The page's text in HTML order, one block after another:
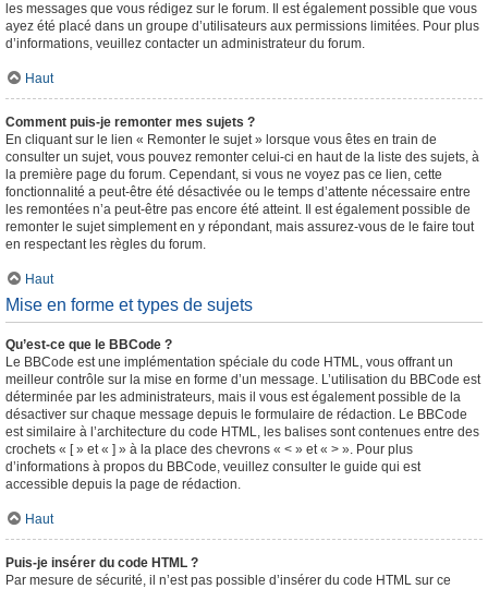
les messages que vous rédigez sur le forum. Il est également possible que vous
ayez été placé dans un groupe d’utilisateurs aux permissions limitées. Pour plus
d’informations, veuillez contacter un administrateur du forum.
Haut
Comment puis-je remonter mes sujets ?
En cliquant sur le lien « Remonter le sujet » lorsque vous êtes en train de
consulter un sujet, vous pouvez remonter celui-ci en haut de la liste des sujets, à
la première page du forum. Cependant, si vous ne voyez pas ce lien, cette
fonctionnalité a peut-être été désactivée ou le temps d’attente nécessaire entre
les remontées n’a peut-être pas encore été atteint. Il est également possible de
remonter le sujet simplement en y répondant, mais assurez-vous de le faire tout
en respectant les règles du forum.
Haut
Mise en forme et types de sujets
Qu’est-ce que le BBCode ?
Le BBCode est une implémentation spéciale du code HTML, vous offrant un
meilleur contrôle sur la mise en forme d’un message. L’utilisation du BBCode est
déterminée par les administrateurs, mais il vous est également possible de la
désactiver sur chaque message depuis le formulaire de rédaction. Le BBCode
est similaire à l’architecture du code HTML, les balises sont contenues entre des
crochets « [ » et « ] » à la place des chevrons « < » et « > ». Pour plus
d’informations à propos du BBCode, veuillez consulter le guide qui est
accessible depuis la page de rédaction.
Haut
Puis-je insérer du code HTML ?
Par mesure de sécurité, il n’est pas possible d’insérer du code HTML sur ce